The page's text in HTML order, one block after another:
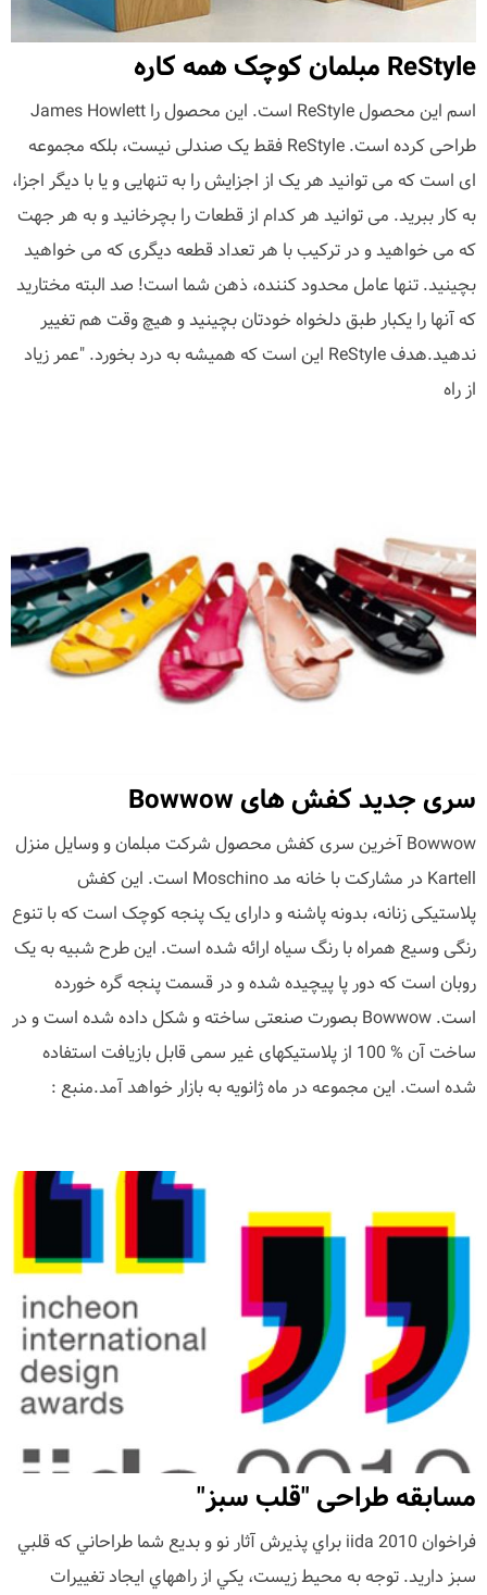
ReStyle مبلمان کوچک همه کاره
اسم این محصول ReStyle است. این محصول را James Howlett
طراحی کرده است. ReStyle فقط یک صندلی نیست، بلکه مجموعه
ای است که می توانید هر یک از اجزایش را به تنهایی و یا با دیگر اجزا،
به کار ببرید. می توانید هر کدام از قطعات را بچرخانید و به هر جهت
که می خواهید و در ترکیب با هر تعداد قطعه دیگری که می خواهید
بچینید. تنها عامل محدود کننده، ذهن شما است! صد البته مختارید
که آنها را یکبار طبق دلخواه خودتان بچینید و هیچ وقت هم تغییر
ندهید.هدف ReStyle این است که همیشه به درد بخورد. "عمر زیاد
از راه
سری جدید کفش های Bowwow
Bowwow آخرین سری کفش محصول شرکت مبلمان و وسایل منزل
Kartell در مشارکت با خانه مد Moschino است. این کفش
پلاستیکی زنانه، بدونه پاشنه و دارای یک پنجه کوچک است که با تنوع
رنگی وسیع همراه با رنگ سیاه ارائه شده است. این طرح شبیه به یک
روبان است که دور پا پیچیده شده و در قسمت پنجه گره خورده
است. Bowwow بصورت صنعتی ساخته و شکل داده شده است و در
ساخت آن % 100 از پلاستیکهای غیر سمی قابل بازیافت استفاده
شده است. این مجموعه در ماه ژانویه به بازار خواهد آمد.منبع :
مسابقه طراحی "قلب سبز"
فراخوان iida 2010 براي پذيرش آثار نو و بديع شما طراحاني که قلبي
سبز داريد. توجه به محيط زيست، يکي از راههاي ايجاد تغييرات